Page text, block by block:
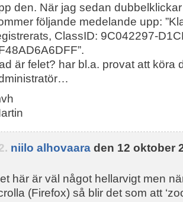
den. När jag sedan
följande medelande upp:
ClassID: 9C042297-
är felet? har bl.a. provat att köra
niilo alhovaara den 12 oktober
här är väl något hellarvigt men
(Firefox) så blir det som att